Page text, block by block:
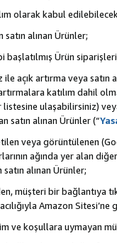
olarak kabul
alınan Ürünler;
Ürün
ile açık artırma veya
katılım dahil
ulaşabilirsiniz)
alınan Ürünler (“
veya görüntülenen
ağında yer alan
alınan Ürünler;
müşteri bir
Amazon
ve koşullara uymayan